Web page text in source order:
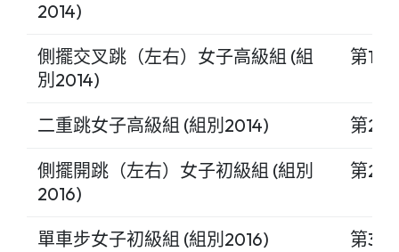
2014)
側擺交叉跳（左右）女子高級組 (組
別2014)
第1名
二重跳女子高級組 (組別2014) 第2名
側擺開跳（左右）女子初級組 (組別
2016)
第2名
單車步女子初級組 (組別2016) 第3名